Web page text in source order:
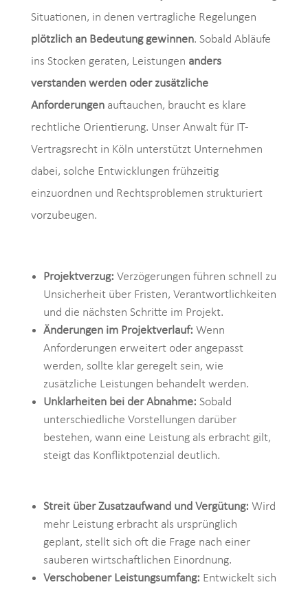
Situationen, in denen vertragliche Regelungen
plötzlich an Bedeutung gewinnen. Sobald Abläufe
ins Stocken geraten, Leistungen anders
verstanden werden oder zusätzliche
Anforderungenauftauchen, braucht es klare
rechtliche Orientierung. Unser Anwalt für IT-
Vertragsrecht in Köln unterstützt Unternehmen
dabei, solche Entwicklungen frühzeitig
einzuordnen und Rechtsproblemen strukturiert
vorzubeugen.
Projektverzug: Verzögerungen führen schnell zu
Unsicherheit über Fristen, Verantwortlichkeiten
und die nächsten Schritte im Projekt.
Änderungen im Projektverlauf: Wenn
Anforderungen erweitert oder angepasst
werden, sollte klar geregelt sein, wie
zusätzliche Leistungen behandelt werden.
Unklarheiten bei der Abnahme: Sobald
unterschiedliche Vorstellungen darüber
bestehen, wann eine Leistung als erbracht gilt,
steigt das Konfliktpotenzial deutlich.
Streit über Zusatzaufwand und Vergütung: Wird
mehr Leistung erbracht als ursprünglich
geplant, stellt sich oft die Frage nach einer
sauberen wirtschaftlichen Einordnung.
Verschobener Leistungsumfang: Entwickelt sich